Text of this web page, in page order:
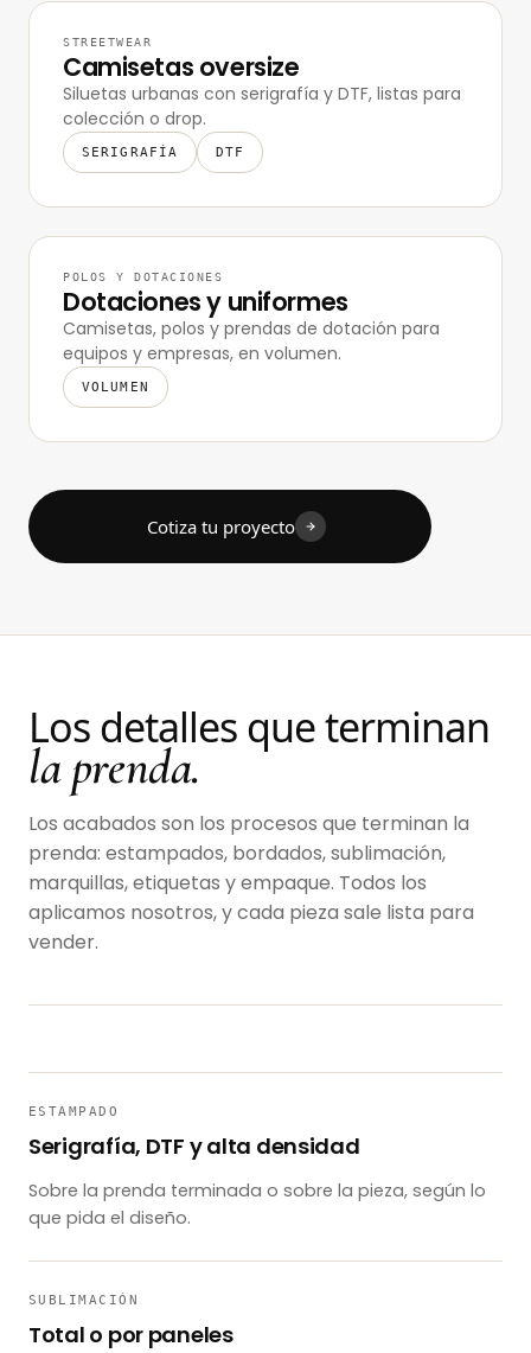
STREETWEAR
Camisetas oversize
Siluetas urbanas con serigrafía y DTF, listas para
colección o drop.
SERIGRAFÍA DTF
POLOS Y DOTACIONES
Dotaciones y uniformes
Camisetas, polos y prendas de dotación para
equipos y empresas, en volumen.
VOLUMEN
Cotiza tu proyecto
Los detalles que terminan
la prenda.
Los acabados son los procesos que terminan la
prenda: estampados, bordados, sublimación,
marquillas, etiquetas y empaque. Todos los
aplicamos nosotros, y cada pieza sale lista para
vender.
ESTAMPADO
Serigrafía, DTF y alta densidad
Sobre la prenda terminada o sobre la pieza, según lo
que pida el diseño.
SUBLIMACIÓN
Total o por paneles